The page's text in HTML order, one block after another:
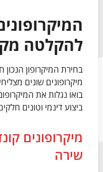
להקלטה
בחירת המיקרופון
מיקרופונים שונים
בואו נגלות את
ביצוע דינמי וטונים
מיקרופונים
שירה